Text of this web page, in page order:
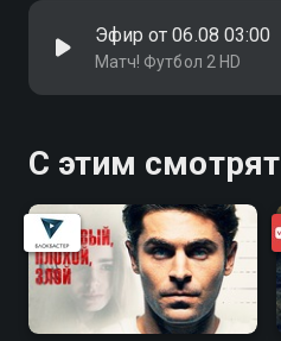
Эфир от 06.08 03:00
Матч! Футбол 2 HD
С этим смотрят